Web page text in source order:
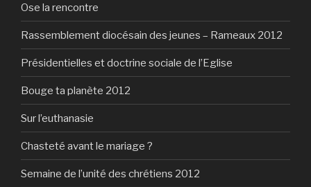
Ose la rencontre
Rassemblement diocésain des jeunes – Rameaux 2012
Présidentielles et doctrine sociale de l’Eglise
Bouge ta planète 2012
Sur l’euthanasie
Chasteté avant le mariage ?
Semaine de l’unité des chrétiens 2012